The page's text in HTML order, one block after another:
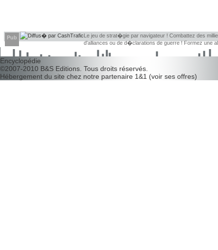
Pub
Le jeu de strat�gie par navigateur ! Combattez des
d'alliances ou de d�clarations de guerre ! Formez une
d�couvrir leurs faiblesses !
Encyclopédie
©2007-2010 B&S Editions . Tous droits réservés.
Hébergement du site chez notre partenaire 1&1 (voir ses offres)